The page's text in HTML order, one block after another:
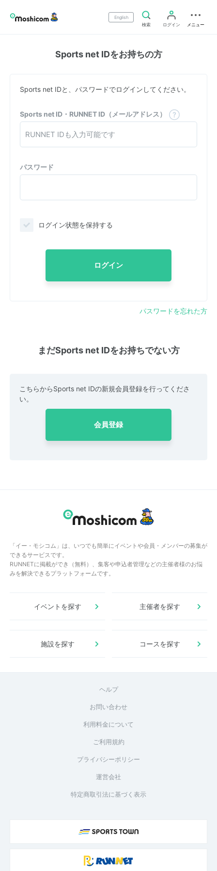
English
検索
ログイン メニュー
Sports net IDをお持ちの方
Sports net IDと、パスワードでログインしてください。
Sports net ID・RUNNET ID（メールアドレス）
パスワード
ログイン状態を保持する
ログイン
パスワードを忘れた方
まだSports net IDをお持ちでない方
こちらからSports net IDの新規会員登録を行ってくださ
い。
会員登録
「イー・モシコム」は、いつでも簡単にイベントや会員・メンバーの募集が
できるサービスです。
RUNNETに掲載ができ（無料）、集客や申込者管理などの主催者様のお悩
みを解決できるプラットフォームです。
イベントを探す 主催者を探す
施設を探す コースを探す
ヘルプ
お問い合わせ
利用料金について
ご利用規約
プライバシーポリシー
運営会社
特定商取引法に基づく表示